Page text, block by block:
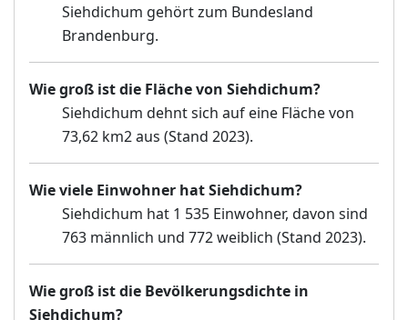
Siehdichum gehört zum Bundesland
Brandenburg.
Wie groß ist die Fläche von Siehdichum?
Siehdichum dehnt sich auf eine Fläche von
73,62 km2 aus (Stand 2023).
Wie viele Einwohner hat Siehdichum?
Siehdichum hat 1 535 Einwohner, davon sind
763 männlich und 772 weiblich (Stand 2023).
Wie groß ist die Bevölkerungsdichte in
Siehdichum?